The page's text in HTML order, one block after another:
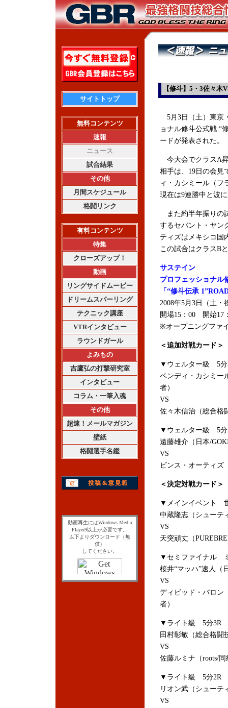
サイトトップ
無料コンテンツ
速報
ニュース
試合結果
その他
月間スケジュール
格闘リンク
有料コンテンツ
特集
クローズアップ！
動画
リングサイドムービー
ドリームスパーリング
テクニック講座
VTRインタビュー
ラウンドガール
よみもの
吉鷹弘の打撃研究室
インタビュー
コラム・一筆入魂
その他
超速！メールマガジン
壁紙
格闘選手名鑑
動画再生にはWindows Media
Player9以上が必要です。
以下よりダウンロード（無
償）
してください。
【修斗】5・3佐々木
5月3日（土）東京
ョナル修斗公式戦 “
ードが発表された。
今大会でクラスA
相手は、19日の会見
ィ・カシミール（フ
現在は9連勝中と波
また約半年振りの
するセバント・ヤン
ティズはメキシコ国
この試合はクラスB
サステイン
プロフェッショナル
「“修斗伝承
2008年5月3日（土・
開場15：00 開始17
※オープニングファ
＜追加対戦カード＞
▼ウェルター級 5分
ベンディ・カシミー
者）
VS
佐々木信治（総合格
▼ウェルター級 5分
遠藤雄介（日本/
VS
ビンス・オーティズ
＜決定対戦カード＞
▼メインイベント
中蔵隆志（シューテ
VS
天突頑丈（
▼セミファイナル
桜井“マッハ”速人（
VS
ディビッド・バロン
者）
▼ライト級 5分3R
田村彰敏（総合格闘
VS
佐藤ルミナ（roots/
▼ライト級 5分2R
リオン武（シューテ
VS